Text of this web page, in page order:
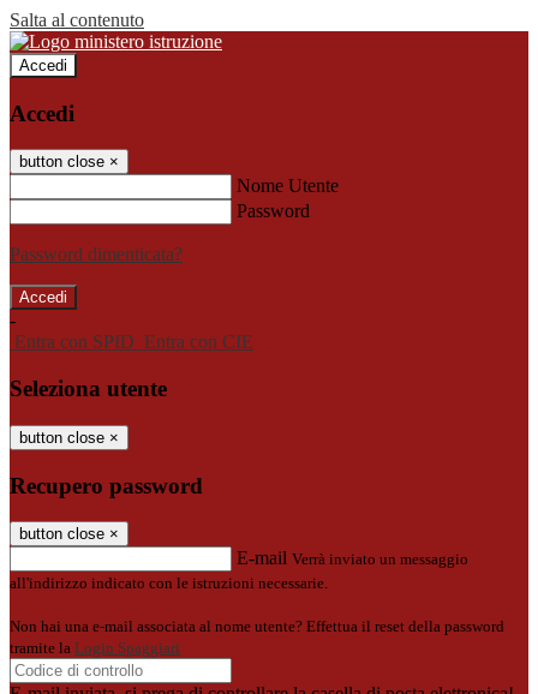
Salta al contenuto
Accedi
Accedi
button close ×
Nome Utente
Password
Password dimenticata?
-
Entra con SPID Entra con CIE
Seleziona utente
button close ×
Recupero password
button close ×
E-mail Verrà inviato un messaggio
all'indirizzo indicato con le istruzioni necessarie.
Non hai una e-mail associata al nome utente? Effettua il reset della password
tramite la Login Spaggiari